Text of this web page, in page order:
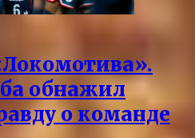
обнажил
о команде